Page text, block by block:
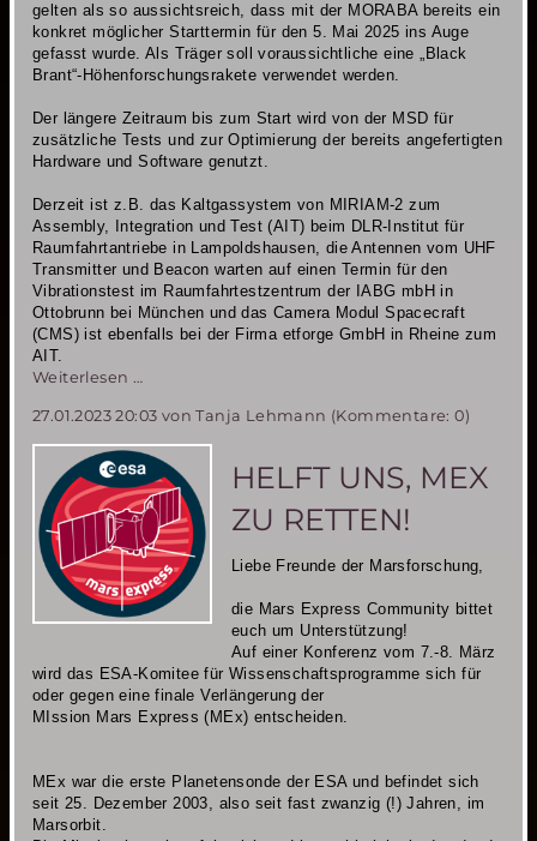
gelten als so aussichtsreich, dass mit der MORABA bereits ein
konkret möglicher Starttermin für den 5. Mai 2025 ins Auge
gefasst wurde. Als Träger soll voraussichtliche eine „Black
Brant“-Höhenforschungsrakete verwendet werden.
Der längere Zeitraum bis zum Start wird von der MSD für
zusätzliche Tests und zur Optimierung der bereits angefertigten
Hardware und Software genutzt.
Derzeit ist z.B. das Kaltgassystem von MIRIAM-2 zum
Assembly, Integration und Test (AIT) beim DLR-Institut für
Raumfahrtantriebe in Lampoldshausen, die Antennen vom UHF
Transmitter und Beacon warten auf einen Termin für den
Vibrationstest im Raumfahrtestzentrum der IABG mbH in
Ottobrunn bei München und das Camera Modul Spacecraft
(CMS) ist ebenfalls bei der Firma etforge GmbH in Rheine zum
AIT.
Weiterlesen …
für
MIRIAM-
2
27.01.2023 20:03 von Tanja Lehmann (Kommentare: 0)
HELFT UNS, MEX
ZU RETTEN!
Liebe Freunde der Marsforschung,
die Mars Express Community bittet
euch um Unterstützung!
Auf einer Konferenz vom 7.-8. März
wird das ESA-Komitee für Wissenschaftsprogramme sich für
oder gegen eine finale Verlängerung der
MIssion Mars Express (MEx) entscheiden.
MEx war die erste Planetensonde der ESA und befindet sich
seit 25. Dezember 2003, also seit fast zwanzig (!) Jahren, im
Marsorbit.